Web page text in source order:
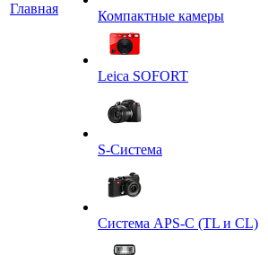
Главная Компактные камеры
Leica SOFORT
S-Система
Система APS-C (TL и CL)